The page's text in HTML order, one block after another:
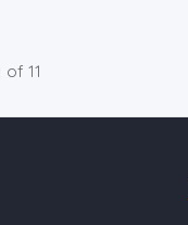
of 11